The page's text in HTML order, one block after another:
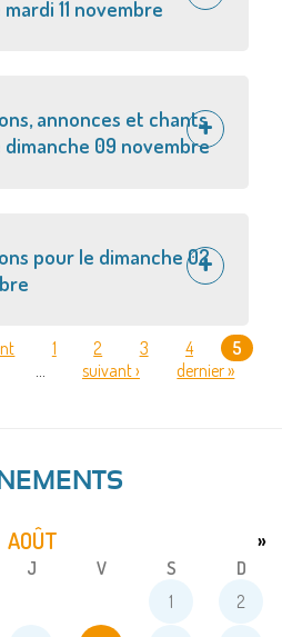
11 novembre
annonces et chants
dimanche 09 novembre
pour le dimanche 02
1 2 3 4
5
… suivant › dernier »
AOÛT »
J V S
D
1
2